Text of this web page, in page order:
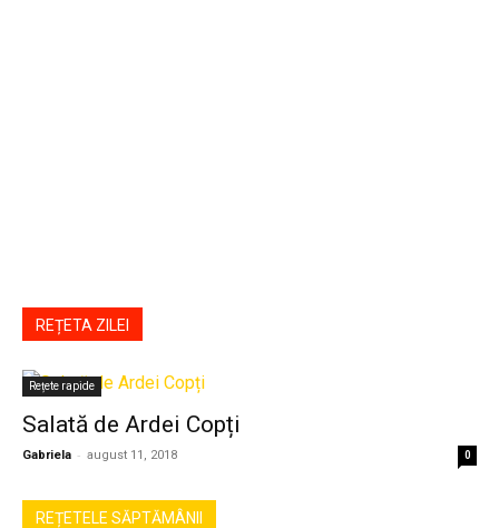
REȚETA ZILEI
Rețete rapide
Salată de Ardei Copți
Gabriela - august 11, 2018 0
REȚETELE SĂPTĂMÂNII